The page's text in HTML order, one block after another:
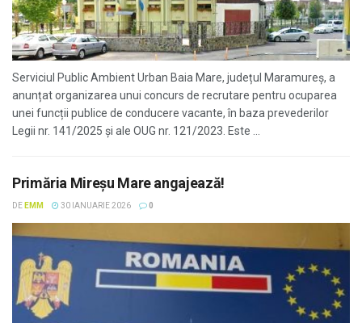
Serviciul Public Ambient Urban Baia Mare, județul Maramureș, a
anunțat organizarea unui concurs de recrutare pentru ocuparea
unei funcții publice de conducere vacante, în baza prevederilor
Legii nr. 141/2025 și ale OUG nr. 121/2023. Este ...
Primăria Mireșu Mare angajează!
DE EMM 30 IANUARIE 2026 0